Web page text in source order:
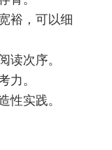
裕，可以细
次序。
。
实践。